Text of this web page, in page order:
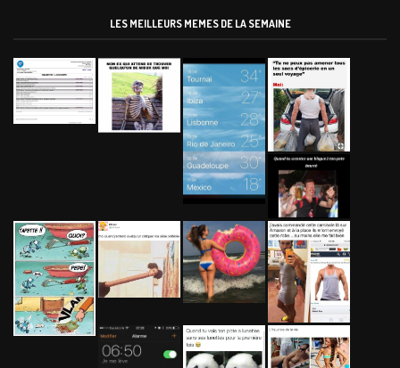
LES MEILLEURS MEMES DE LA SEMAINE